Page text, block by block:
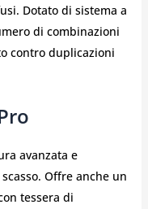
Dotato di sistema a
di combinazioni
contro duplicazioni
avanzata e
Offre anche un
tessera di